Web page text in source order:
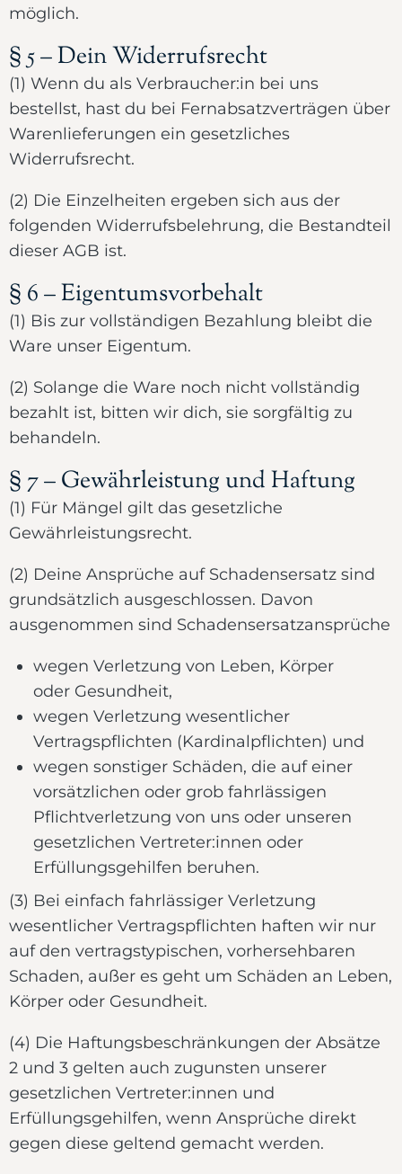
möglich.
§ 5 – Dein Widerrufsrecht
(1) Wenn du als Verbraucher:in bei uns
bestellst, hast du bei Fernabsatzverträgen über
Warenlieferungen ein gesetzliches
Widerrufsrecht.
(2) Die Einzelheiten ergeben sich aus der
folgenden Widerrufsbelehrung, die Bestandteil
dieser AGB ist.
§ 6 – Eigentumsvorbehalt
(1) Bis zur vollständigen Bezahlung bleibt die
Ware unser Eigentum.
(2) Solange die Ware noch nicht vollständig
bezahlt ist, bitten wir dich, sie sorgfältig zu
behandeln.
§ 7 – Gewährleistung und Haftung
(1) Für Mängel gilt das gesetzliche
Gewährleistungsrecht.
(2) Deine Ansprüche auf Schadensersatz sind
grundsätzlich ausgeschlossen. Davon
ausgenommen sind Schadensersatzansprüche
wegen Verletzung von Leben, Körper
oder Gesundheit,
wegen Verletzung wesentlicher
Vertragspflichten (Kardinalpflichten) und
wegen sonstiger Schäden, die auf einer
vorsätzlichen oder grob fahrlässigen
Pflichtverletzung von uns oder unseren
gesetzlichen Vertreter:innen oder
Erfüllungsgehilfen beruhen.
(3) Bei einfach fahrlässiger Verletzung
wesentlicher Vertragspflichten haften wir nur
auf den vertragstypischen, vorhersehbaren
Schaden, außer es geht um Schäden an Leben,
Körper oder Gesundheit.
(4) Die Haftungsbeschränkungen der Absätze
2 und 3 gelten auch zugunsten unserer
gesetzlichen Vertreter:innen und
Erfüllungsgehilfen, wenn Ansprüche direkt
gegen diese geltend gemacht werden.